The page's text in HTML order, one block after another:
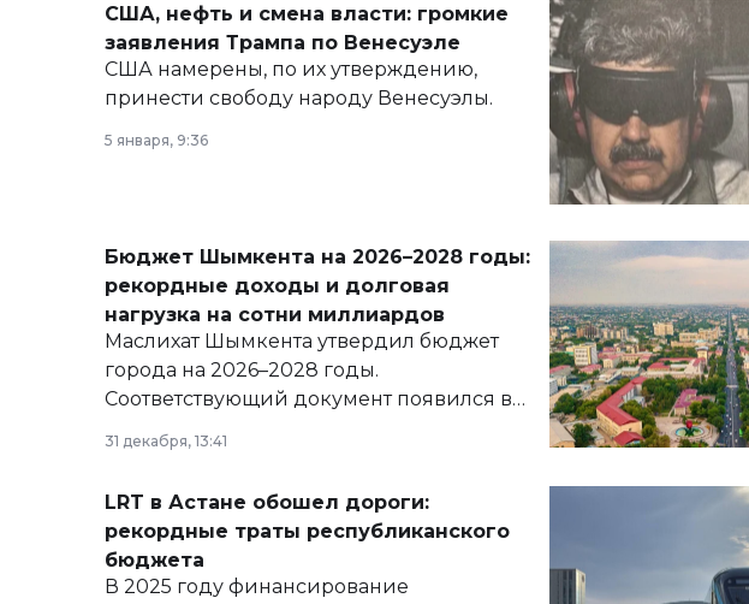
США, нефть и смена власти: громкие
заявления Трампа по Венесуэле
США намерены, по их утверждению,
принести свободу народу Венесуэлы.
5 января, 9:36
Бюджет Шымкента на 2026–2028 годы:
рекордные доходы и долговая
нагрузка на сотни миллиардов
Маслихат Шымкента утвердил бюджет
города на 2026–2028 годы.
Соответствующий документ появился в
сайте маслихат города.
31 декабря, 13:41
LRT в Астане обошел дороги:
рекордные траты республиканского
бюджета
В 2025 году финансирование